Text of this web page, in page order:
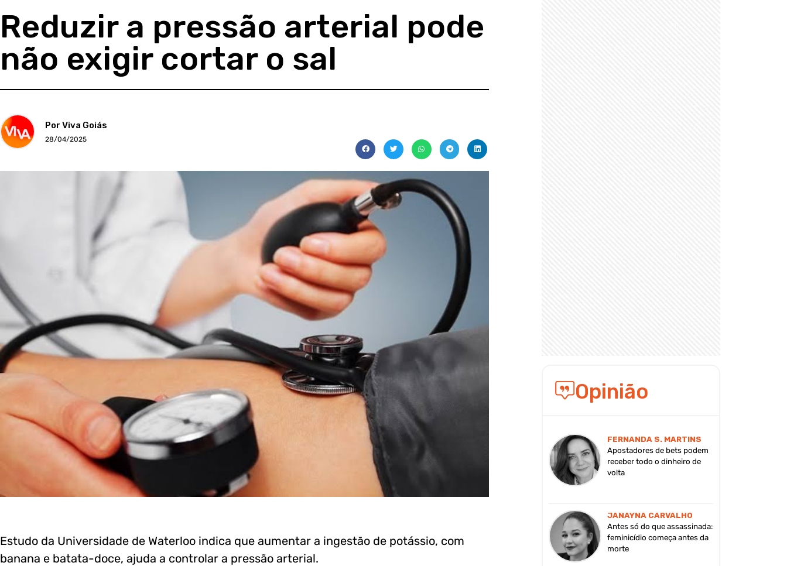
Reduzir a pressão arterial pode
não exigir cortar o sal
Por Viva Goiás
28/04/2025
Estudo da Universidade de Waterloo indica que aumentar a ingestão de potássio, com
banana e batata-doce, ajuda a controlar a pressão arterial.
Opinião
FERNANDA S. MARTINS
Apostadores de bets podem
receber todo o dinheiro de
volta
JANAYNA CARVALHO
Antes só do que assassinada:
feminicídio começa antes da
morte